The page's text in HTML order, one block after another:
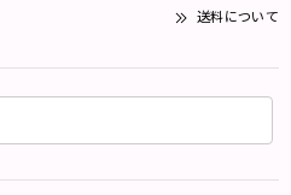
送料について